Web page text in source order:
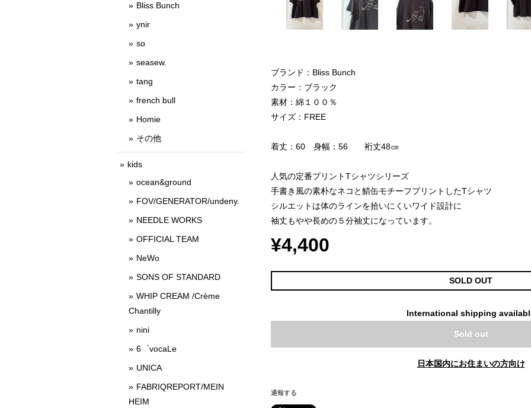
ブランド：Bliss Bunch
カラー：ブラック
素材：綿１００％
サイズ：FREE
着丈：60 身幅：56 裄丈48㎝
人気の定番プリントTシャツシリーズ
手書き風の素朴なネコと鯖缶モチーフプリントしたTシャツ
シルエットは体のラインを拾いにくいワイド設計に
袖丈もやや長めの５分袖丈になっています。
¥4,400
SOLD OUT
International shipping
Sold out
日本国内にお住まいの方向け
通報する
Bliss Bunch
ynir
so
seasew.
tang
french bull
Homie
その他
kids
ocean&ground
FOV/GENERATOR/undeny.
NEEDLE WORKS
OFFICIAL TEAM
NeWo
SONS OF STANDARD
WHIP CREAM /Crème
Chantilly
nini
6゜vocaLe
UNICA
FABRIQREPORT/MEIN
HEIM